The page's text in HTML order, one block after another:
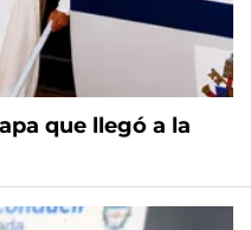
que llegó a la